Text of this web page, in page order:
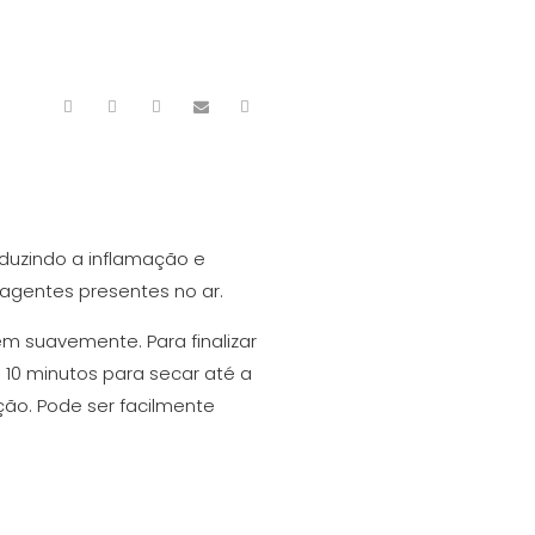
a inflamação e
presentes no ar.
suavemente. Para finalizar
minutos para secar até a
Pode ser facilmente